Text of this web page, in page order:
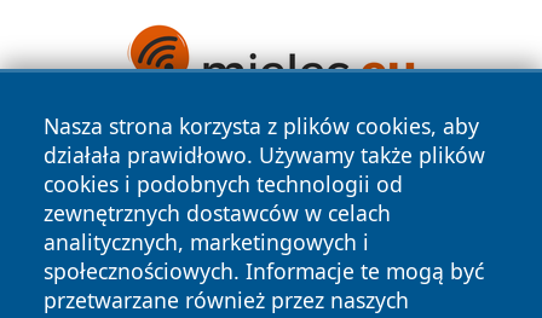
Nasza strona korzysta z plików cookies, aby
działała prawidłowo. Używamy także plików
cookies i podobnych technologii od
zewnętrznych dostawców w celach
analitycznych, marketingowych i
społecznościowych. Informacje te mogą być
przetwarzane również przez naszych
Copyright © 2026 bedzinski24.pl Wszystkie prawa
zastrzeżone.